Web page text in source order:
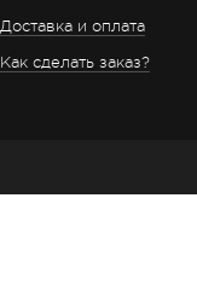
Доставка и оплата
Как сделать заказ?